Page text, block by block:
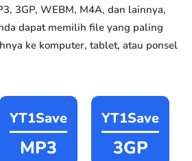
3GP, WEBM, M4A, dan lainnya,
dapat memilih file yang paling
ke komputer, tablet, atau ponsel
YT1Save
MP3
YT1Save
3GP